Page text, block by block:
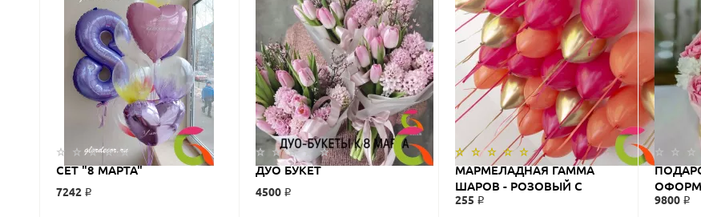
СЕТ "8 МАРТА"
7242 ₽
ДУО БУКЕТ
4500 ₽
МАРМЕЛАДНАЯ ГАММА
ШАРОВ - РОЗОВЫЙ С
ОРАНЖЕВЫМ ШАРЫ
255 ₽ 9800 ₽